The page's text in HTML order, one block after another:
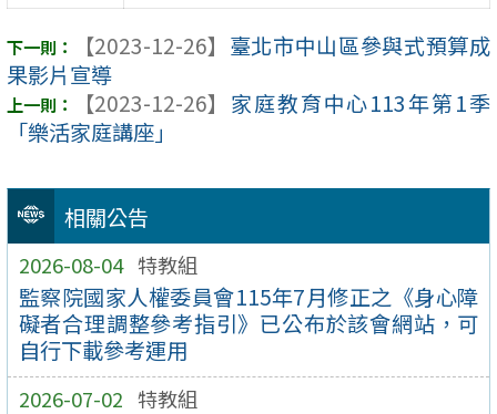
相關公告
2026-08-04 特教組
監察院國家人權委員會115年7月修正之《身心障
礙者合理調整參考指引》已公布於該會網站，可
自行下載參考運用
2026-07-02 特教組
【2023-12-26】 臺北市中山區參與式預算成
果影片宣導
【2023-12-26】 家庭教育中心113年第1季
「樂活家庭講座」